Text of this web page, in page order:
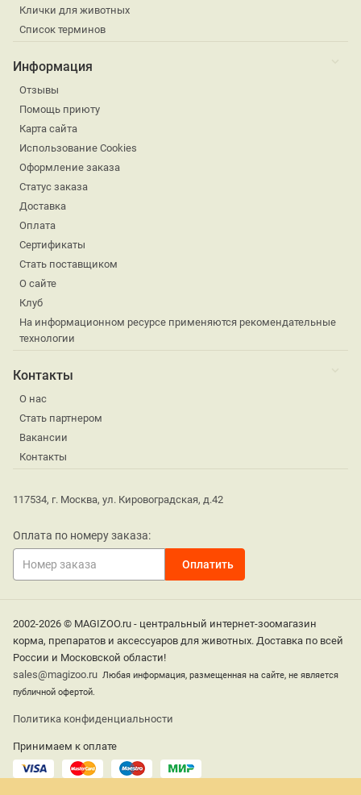
Клички для животных
Список терминов
Информация
Отзывы
Помощь приюту
Карта сайта
Использование Cookies
Оформление заказа
Статус заказа
Доставка
Оплата
Сертификаты
Стать поставщиком
О сайте
Клуб
На информационном ресурсе применяются рекомендательные
технологии
Контакты
О нас
Стать партнером
Вакансии
Контакты
117534, г. Москва, ул. Кировоградская, д.42
Оплата по номеру заказа:
2002-2026 © MAGIZOO.ru - центральный интернет-зоомагазин
корма, препаратов и аксессуаров для животных. Доставка по всей
России и Московской области!
sales@magizoo.ru Любая информация, размещенная на сайте, не является
публичной офертой.
Политика конфиденциальности
Принимаем к оплате